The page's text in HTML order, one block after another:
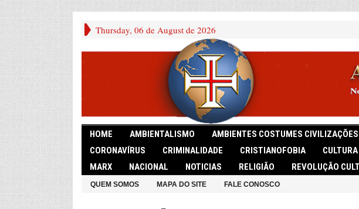
Thursday, 06 de August de 2026
HOME AMBIENTALISMO AMBIENTES COSTUMES CIVILIZAÇÕES
CORONAVÍRUS
CRIMINALIDADE CRISTIANOFOBIA CULTURA
MARX
NACIONAL NOTICIAS RELIGIÃO REVOLUÇÃO
QUEM SOMOS MAPA DO SITE FALE CONOSCO